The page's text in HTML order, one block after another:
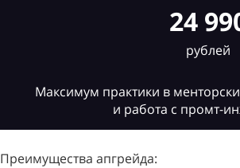
24
рублей
Максимум практики в
и работа с промт-
Преимущества апгрейда: